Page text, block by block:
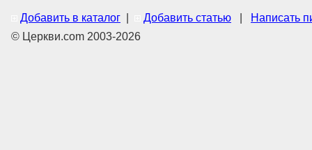
Добавить в каталог Добавить статью
Написать
© Церкви.com 2003-2026